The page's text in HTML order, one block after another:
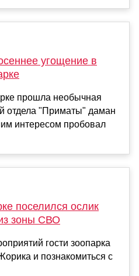
угощение в
прошла необычная
отдела "Приматы" даман
интересом пробовал
поселился ослик
зоны СВО
гости зоопарка
и познакомиться с